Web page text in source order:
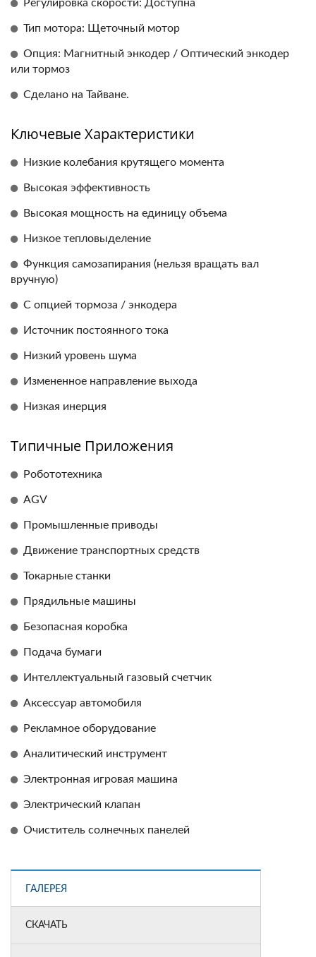
Регулировка скорости: Доступна
Тип мотора: Щеточный мотор
Опция: Магнитный энкодер / Оптический энкодер
или тормоз
Сделано на Тайване.
Ключевые Характеристики
Низкие колебания крутящего момента
Высокая эффективность
Высокая мощность на единицу объема
Низкое тепловыделение
Функция самозапирания (нельзя вращать вал
вручную)
С опцией тормоза / энкодера
Источник постоянного тока
Низкий уровень шума
Измененное направление выхода
Низкая инерция
Типичные Приложения
Робототехника
AGV
Промышленные приводы
Движение транспортных средств
Токарные станки
Прядильные машины
Безопасная коробка
Подача бумаги
Интеллектуальный газовый счетчик
Аксессуар автомобиля
Рекламное оборудование
Аналитический инструмент
Электронная игровая машина
Электрический клапан
Очиститель солнечных панелей
ГАЛЕРЕЯ
СКАЧАТЬ